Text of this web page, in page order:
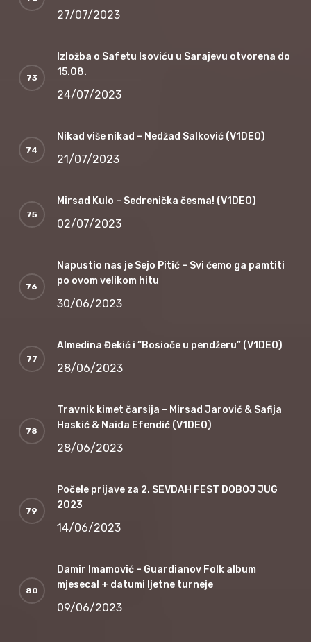
27/07/2023
Izložba o Safetu Isoviću u Sarajevu otvorena do
15.08.
24/07/2023
Nikad više nikad – Nedžad Salković (V1DEO)
21/07/2023
Mirsad Kulo – Sedrenička česma! (V1DEO)
02/07/2023
Napustio nas je Sejo Pitić – Svi ćemo ga pamtiti
po ovom velikom hitu
30/06/2023
Almedina Đekić i “Bosioče u pendžeru” (V1DEO)
28/06/2023
Travnik kimet čarsija – Mirsad Jarović & Safija
Haskić & Naida Efendić (V1DEO)
28/06/2023
Počele prijave za 2. SEVDAH FEST DOBOJ JUG
2023
14/06/2023
Damir Imamović – Guardianov Folk album
mjeseca! + datumi ljetne turneje
09/06/2023